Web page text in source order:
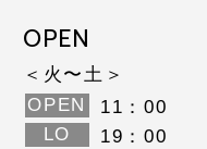
OPEN
＜火〜土＞
OPEN
11：00
LO
19：00